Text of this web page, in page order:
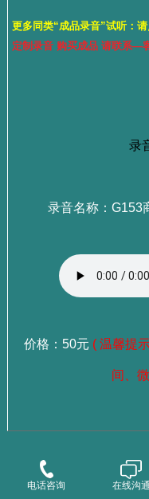
更多同类“成品录音”试听：
定制录音 购买成品 请联系—
录
录音名称：G153
价格：50元 ( 温馨提
间、
选择老师试听 点这里
电话咨询 在线沟通